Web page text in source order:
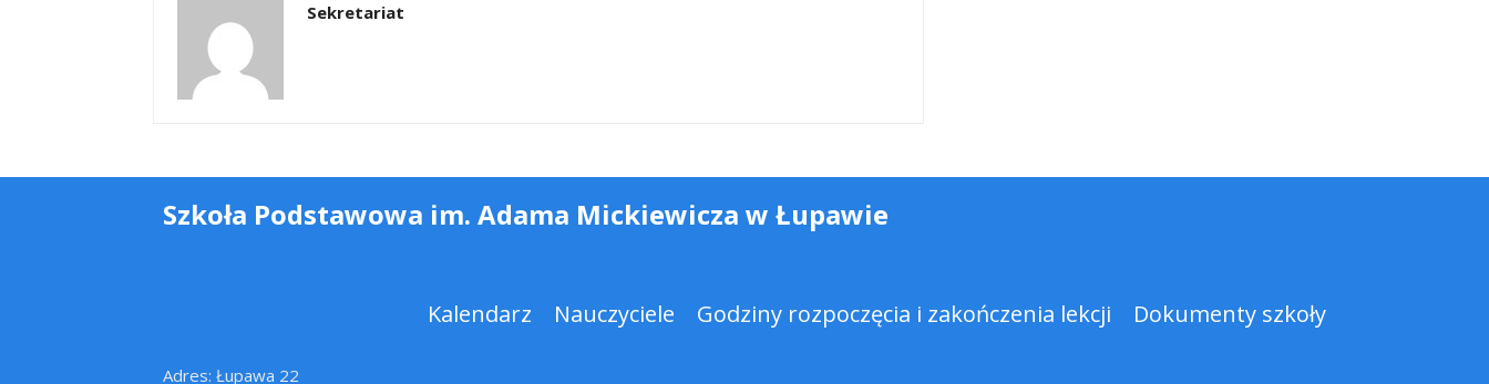
Sekretariat
Szkoła Podstawowa im. Adama Mickiewicza w Łupawie
Kalendarz Nauczyciele Godziny rozpoczęcia i zakończenia lekcji Dokumenty szkoły
Adres: Łupawa 22